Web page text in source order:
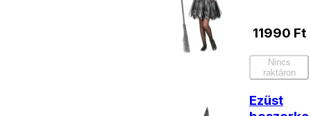
11990 Ft
Nincs
raktáron
Ezüst